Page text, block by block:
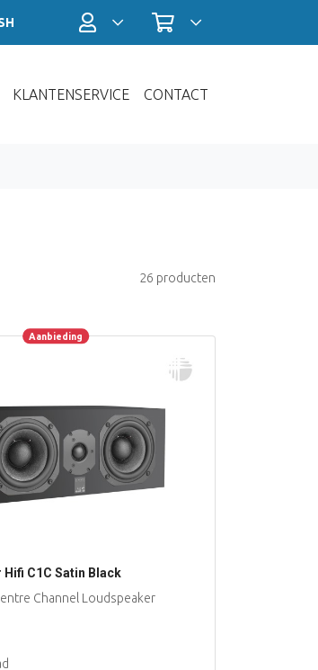
Profiel / InloggenWinkelwagen
KLANTENSERVICE CONTACT
26 producten
Aanbieding Aanbieding
C1C Satin Black
Channel Loudspeaker